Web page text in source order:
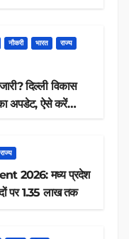
नौकरी भारत राज्य
दिल्ली विकास
का अपडेट, ऐसे करें
राज्य
2026: मध्य प्रदेश
पर 1.35 लाख तक